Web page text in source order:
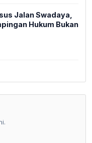
Jalan Swadaya,
Hukum Bukan